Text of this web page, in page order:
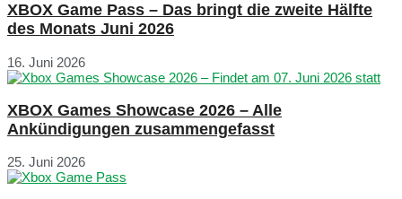
XBOX Game Pass – Das bringt die zweite Hälfte
des Monats Juni 2026
16. Juni 2026
XBOX Games Showcase 2026 – Alle
Ankündigungen zusammengefasst
25. Juni 2026